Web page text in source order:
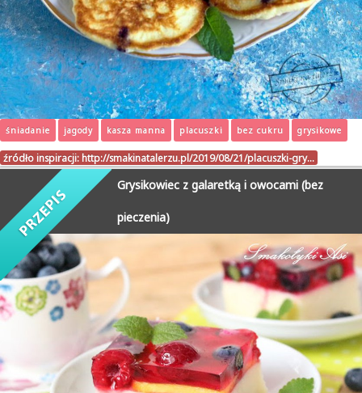
śniadanie jagody kasza manna placuszki bez cukru grysikowe
źródło inspiracji: http://smakinatalerzu.pl/2019/08/21/placuszki-gry…
Grysikowiec z galaretką i owocami (bez
pieczenia)